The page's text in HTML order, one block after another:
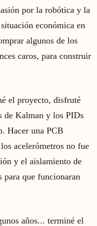
por la robótica y la
económica en
algunos de los
caros, para construir
el proyecto, disfruté
de Kalman y los PIDs
Hacer una PCB
acelerómetros no fue
y el aislamiento de
para que funcionaran
años... terminé el